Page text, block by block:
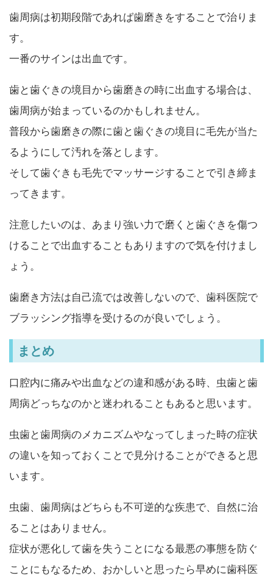
歯周病は初期段階であれば歯磨きをすることで治りま
す。
一番のサインは出血です。
歯と歯ぐきの境目から歯磨きの時に出血する場合は、
歯周病が始まっているのかもしれません。
普段から歯磨きの際に歯と歯ぐきの境目に毛先が当た
るようにして汚れを落とします。
そして歯ぐきも毛先でマッサージすることで引き締ま
ってきます。
注意したいのは、あまり強い力で磨くと歯ぐきを傷つ
けることで出血することもありますので気を付けまし
ょう。
歯磨き方法は自己流では改善しないので、歯科医院で
ブラッシング指導を受けるのが良いでしょう。
まとめ
口腔内に痛みや出血などの違和感がある時、虫歯と歯
周病どっちなのかと迷われることもあると思います。
虫歯と歯周病のメカニズムやなってしまった時の症状
の違いを知っておくことで見分けることができると思
います。
虫歯、歯周病はどちらも不可逆的な疾患で、自然に治
ることはありません。
症状が悪化して歯を失うことになる最悪の事態を防ぐ
ことにもなるため、おかしいと思ったら早めに歯科医